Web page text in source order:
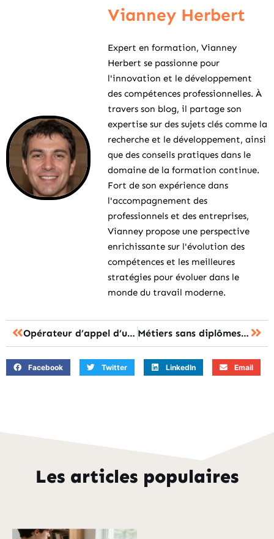
Vianney Herbert
Expert en formation, Vianney
Herbert se passionne pour
l'innovation et le développement
des compétences professionnelles. À
travers son blog, il partage son
expertise sur des sujets clés comme la
recherche et le développement, ainsi
que des conseils pratiques dans le
domaine de la formation continue.
Fort de son expérience dans
l'accompagnement des
professionnels et des entreprises,
Vianney propose une perspective
enrichissante sur l'évolution des
compétences et les meilleures
stratégies pour évoluer dans le
monde du travail moderne.
Opérateur d’appel d’urgence salaire : la rémunération selon l’expérience et les primes Métiers sans diplômes les mieux payés : les 15 opportunités à forte rémunération
Facebook Twitter LinkedIn Email
Les articles populaires